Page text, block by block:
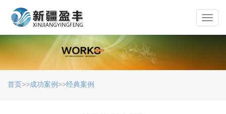
首页>>成功案例>>经典案例